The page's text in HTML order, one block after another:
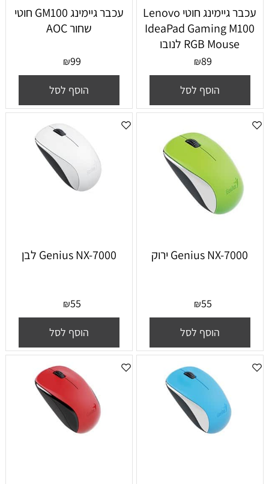
‏עכבר גיימינג ‏חוטי Lenovo
IdeaPad Gaming M100
RGB Mouse לנובו
₪89
הוסף לסל
עכבר גיימינג GM100 חוטי
שחור AOC
₪99
הוסף לסל
Genius NX-7000 ירוק
₪55
הוסף לסל
Genius NX-7000 לבן
₪55
הוסף לסל